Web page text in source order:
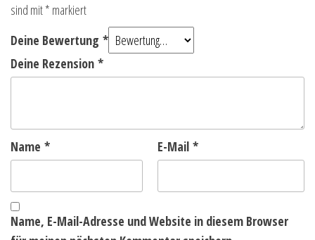
sind mit* markiert
Deine Bewertung *
Deine Rezension *
Name * E-Mail *
Name, E-Mail-Adresse und Website in diesem Browser